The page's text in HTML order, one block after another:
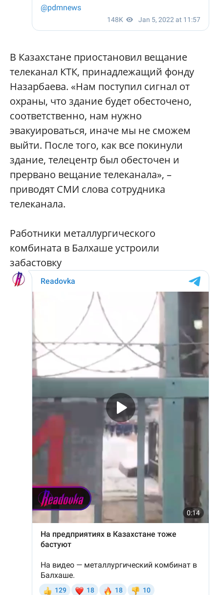
В Казахстане приостановил вещание
телеканал КТК, принадлежащий фонду
Назарбаева. «Нам поступил сигнал от
охраны, что здание будет обесточено,
соответственно, нам нужно
эвакуироваться, иначе мы не сможем
выйти. После того, как все покинули
здание, телецентр был обесточен и
прервано вещание телеканала», –
приводят СМИ слова сотрудника
телеканала.
Работники металлургического
комбината в Балхаше устроили
забастовку